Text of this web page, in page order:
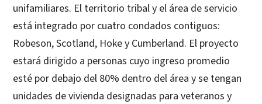
unifamiliares. El territorio tribal y el área de servicio
está integrado por cuatro condados contiguos:
Robeson, Scotland, Hoke y Cumberland. El proyecto
estará dirigido a personas cuyo ingreso promedio
esté por debajo del 80% dentro del área y se tengan
unidades de vivienda designadas para veteranos y